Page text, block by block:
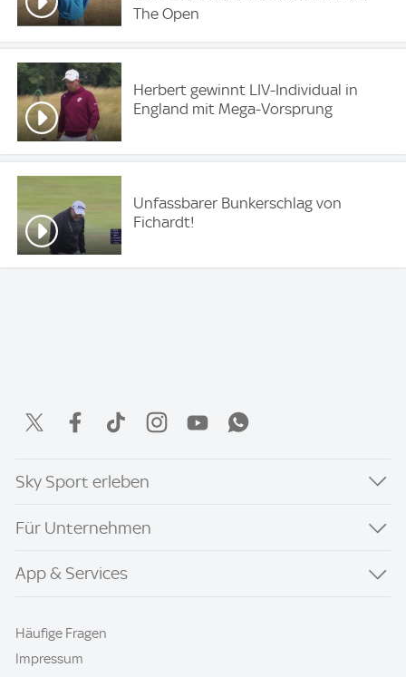
The Open
Herbert gewinnt LIV-Individual in
England mit Mega-Vorsprung
Unfassbarer Bunkerschlag von
Fichardt!
Sky Sport erleben
Für Unternehmen
App & Services
Häufige Fragen
Impressum